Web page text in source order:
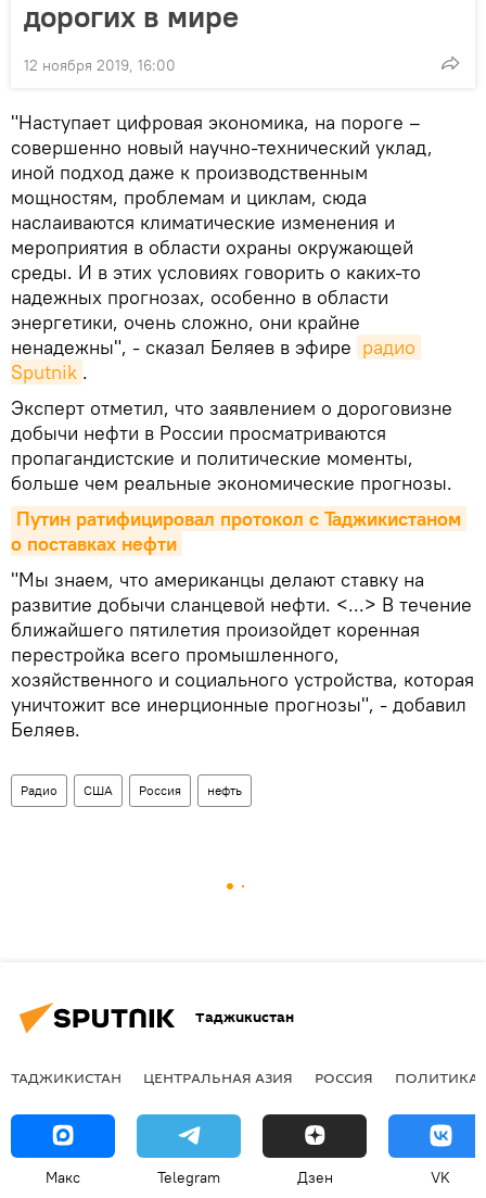
дорогих в мире
12 ноября 2019, 16:00
"Наступает цифровая экономика, на пороге –
совершенно новый научно-технический уклад,
иной подход даже к производственным
мощностям, проблемам и циклам, сюда
наслаиваются климатические изменения и
мероприятия в области охраны окружающей
среды. И в этих условиях говорить о каких-то
надежных прогнозах, особенно в области
энергетики, очень сложно, они крайне
ненадежны", - сказал Беляев в эфире радио
Sputnik .
Эксперт отметил, что заявлением о дороговизне
добычи нефти в России просматриваются
пропагандистские и политические моменты,
больше чем реальные экономические прогнозы.
Путин ратифицировал протокол с Таджикистаном
о поставках нефти
"Мы знаем, что американцы делают ставку на
развитие добычи сланцевой нефти. <...> В течение
ближайшего пятилетия произойдет коренная
перестройка всего промышленного,
хозяйственного и социального устройства, которая
уничтожит все инерционные прогнозы", - добавил
Беляев.
Радио США Россия нефть
Таджикистан
ТАДЖИКИСТАН ЦЕНТРАЛЬНАЯ АЗИЯ РОССИЯ ПОЛИТИКА
Макс Telegram Дзен VK